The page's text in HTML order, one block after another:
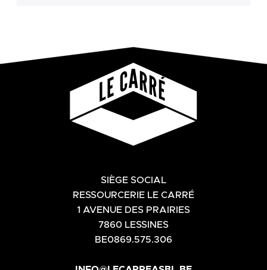
SIÈGE SOCIAL
RESSOURCERIE LE CARRÉ
1 AVENUE DES PRAIRIES
7860 LESSINES
BE0869.575.306